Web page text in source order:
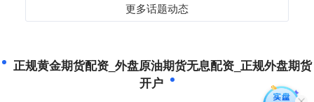
更多话题动态
正规黄金期货配资_外盘原油期货无息配资_正规外盘期货
开户